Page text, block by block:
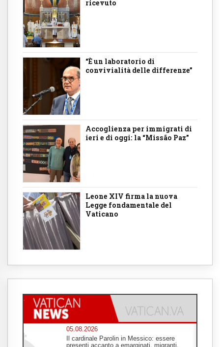
ricevuto
“È un laboratorio di
convivialità delle differenze”
Accoglienza per immigrati di
ieri e di oggi: la “Missão Paz”
Leone XIV firma la nuova
Legge fondamentale del
Vaticano
05.08.2026
Il cardinale Parolin in Messico: essere
presenti accanto a emarginati, migranti,